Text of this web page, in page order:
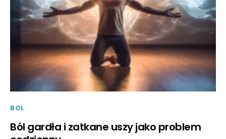
BOL
Ból gardła i zatkane uszy jako problem